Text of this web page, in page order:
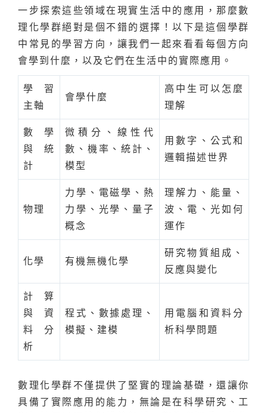
一步探索這些領域在現實生活中的應用，那麼數
理化學群絕對是個不錯的選擇！以下是這個學群
中常見的學習方向，讓我們一起來看看每個方向
會學到什麼，以及它們在生活中的實際應用。
學習
主軸
會學什麼
高中生可以怎麼
理解
數學
與統
計
微積分、線性代
數、機率、統計、
模型
用數字、公式和
邏輯描述世界
物理
力學、電磁學、熱
力學、光學、量子
概念
理解力、能量、
波、電、光如何
運作
化學 有機無機化學
研究物質組成、
反應與變化
計算
與資
料分
析
程式、數據處理、
模擬、建模
用電腦和資料分
析科學問題
數理化學群不僅提供了堅實的理論基礎，還讓你
具備了實際應用的能力，無論是在科學研究、工